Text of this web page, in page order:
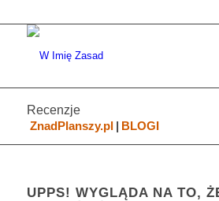
Recenzje
ZnadPlanszy.pl | BLOGI
UPPS! WYGLĄDA NA TO,